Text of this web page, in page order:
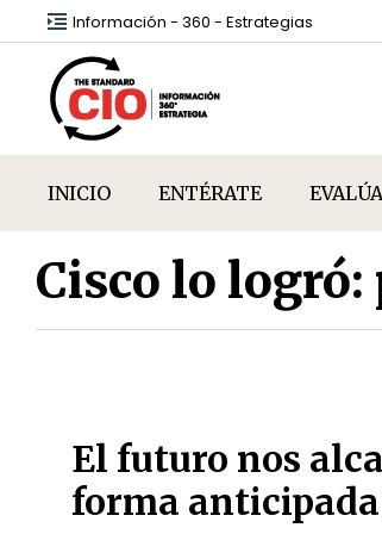
Información - 360 - Estrategias
INICIO ENTÉRATE EVALÚA
Cisco lo
El futuro nos
forma